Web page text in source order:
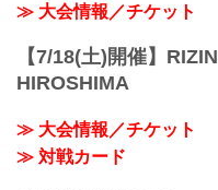
≫ 大会情報／チケット
【7/18(土)開催】
HIROSHIMA
≫ 大会情報／チケット
≫ 対戦カード